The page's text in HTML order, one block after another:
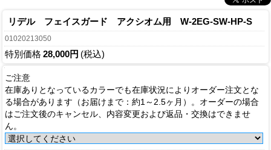
リデル フェイスガード アクシオム用 W-2EG-SW-HP-S
01020213050
特別価格 28,000円 (税込)
ご注意
在庫ありとなっているカラーでも在庫状況によりオーダー注文とな
る場合があります（お届けまで：約1～2.5ヶ月）。オーダーの場合
はご注文後のキャンセル、内容変更および返品・交換はできませ
ん。